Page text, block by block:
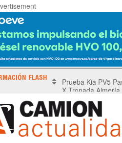
FLASH X Tronada Almería